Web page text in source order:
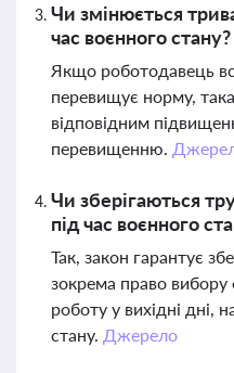
Чи змінюється
час воєнного стану?
Якщо роботодавець
перевищує норму,
відповідним
перевищенню.
Чи зберігаються
під час воєнного
Так, закон гарантує
зокрема право вибору
роботу у вихідні дні,
стану. Джерело